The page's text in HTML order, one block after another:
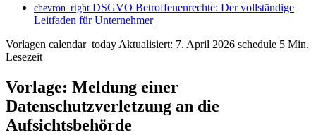
chevron_right DSGVO Betroffenenrechte: Der vollständige
Leitfaden für Unternehmer
Vorlagen calendar_today Aktualisiert: 7. April 2026 schedule 5 Min.
Lesezeit
Vorlage: Meldung einer
Datenschutzverletzung an die
Aufsichtsbehörde